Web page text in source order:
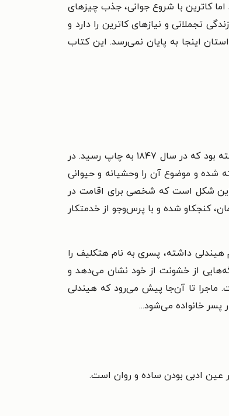
کاترین با شروع جوانی، جذب چیزهای
تجملاتی و نیازهای کاترین را دارد و
اینجا به پایان نمی‌رسد. این کتاب
در ایران تحت عنوان عشق هرگز نمی‌میرد نیز شناخته شده است. این کتاب تنها رمان امیلی جین برونته بود که در سال ۱۸۴۷ به چاپ رسید. در
شده و موضوع آن را وحشیانه و حیوانی
این شکل است که شخصی برای اقامت در
کنجکاو شده و با پرس‌وجو از خدمتکار
داشته، پسری به نام هتکلیف را
از خشونت از خود نشان می‌‌دهد و
ماجرا تا آن‌جا پیش می‌رود که هیندلی
پسر خانواده می‌شود...
عین ادبی بودن ساده و روان است.